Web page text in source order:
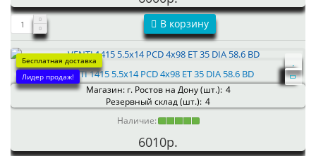
В корзину
Бесплатная доставка
Лидер продаж!VENTI 1415 5.5x14 PCD 4x98 ET 35 DIA 58.6 BD
Магазин: г. Ростов на Дону (шт.): 4
Резервный склад (шт.): 4
Наличие:
6010р.